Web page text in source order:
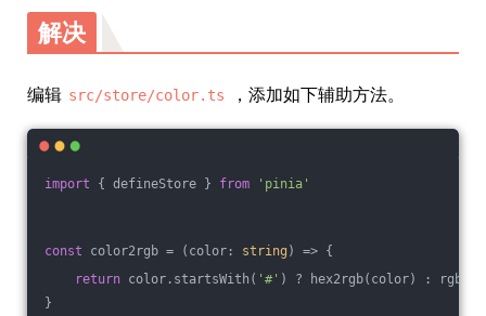
解决
编辑 src/store/color.ts ，添加如下辅助方法。
import { defineStore } from 'pinia'
const color2rgb = ( color: string ) => {
return color.startsWith( '#' ) ? hex2rgb(color) :
}